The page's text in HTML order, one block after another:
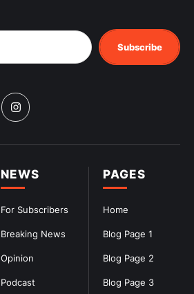
PAGES
Home
Blog Page 1
Blog Page 2
Blog Page 3
NEWS
For Subscribers
Breaking News
Opinion
Podcast
Subscribe